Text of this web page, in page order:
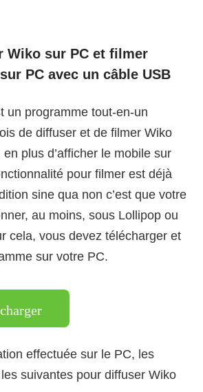
Wiko sur PC et filmer
sur PC avec un câble USB
un programme tout-en-un
de diffuser et de filmer Wiko
plus d’afficher le mobile sur
pour filmer est déjà
sine qua non c’est que votre
au moins, sous Lollipop ou
cela, vous devez télécharger et
sur votre PC.
effectuée sur le PC, les
suivantes pour diffuser Wiko